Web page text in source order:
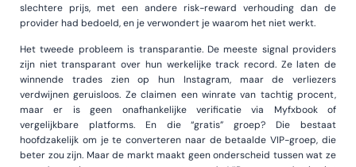
slechtere prijs, met een andere risk-reward verhouding dan de
provider had bedoeld, en je verwondert je waarom het niet werkt.
Het tweede probleem is transparantie. De meeste signal providers
zijn niet transparant over hun werkelijke track record. Ze laten de
winnende trades zien op hun Instagram, maar de verliezers
verdwijnen geruisloos. Ze claimen een winrate van tachtig procent,
maar er is geen onafhankelijke verificatie via Myfxbook of
vergelijkbare platforms. En die “gratis” groep? Die bestaat
hoofdzakelijk om je te converteren naar de betaalde VIP-groep, die
beter zou zijn. Maar de markt maakt geen onderscheid tussen wat ze